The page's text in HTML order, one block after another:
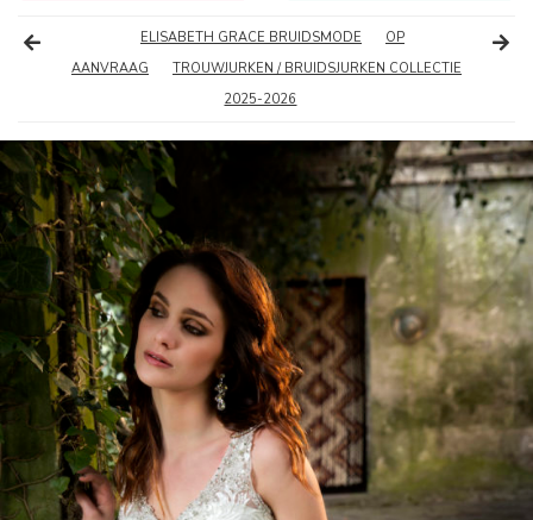
ELISABETH GRACE BRUIDSMODE
OP
AANVRAAG
TROUWJURKEN / BRUIDSJURKEN COLLECTIE
2025-2026